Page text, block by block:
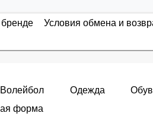
Условия обмена и
Волейбол Одежда
форма